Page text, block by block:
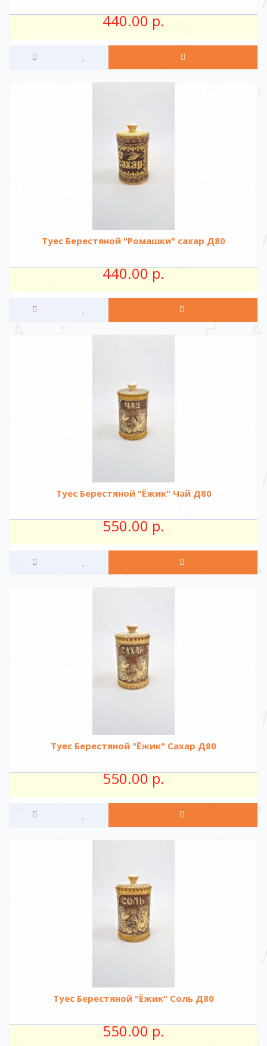
440.00 р.
Туес Берестяной "Ромашки" сахар Д80
440.00 р.
Туес Берестяной "Ёжик" Чай Д80
550.00 р.
Туес Берестяной "Ёжик" Сахар Д80
550.00 р.
Туес Берестяной "Ёжик" Соль Д80
550.00 р.